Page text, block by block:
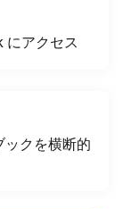
にアクセス
ックを横断的